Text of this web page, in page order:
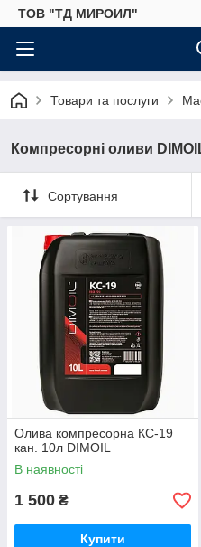
ТОВ "ТД МИРОИЛ"
Товари та послуги
Компресорні оливи
Сортування
Олива компресорна КС-19
кан. 10л DIMOIL
В наявності
1 500 ₴
Купити